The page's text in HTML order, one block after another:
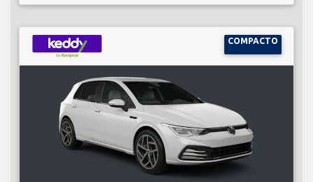
COMPACTO